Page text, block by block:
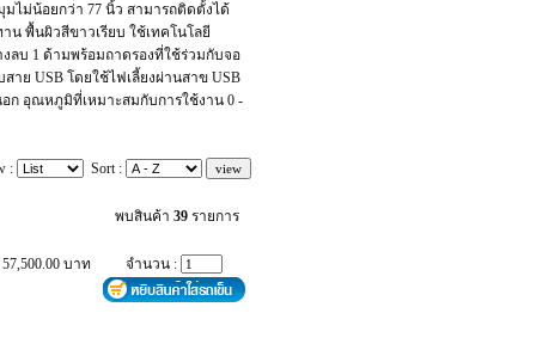
มไม่น้อยกว่า 77 นิ้ว สามารถติดตั้งได้
พื้นผิวสีขาวเรียบ ใช้เทคโนโลยี
ลบ 1 ด้ามพร้อมถาดรองที่ใช้ร่วมกับจอ
ย USB โดยใช้ไฟเลี้ยงผ่านสาข USB
ก อุณหภูมิที่เหมาะสมกับการใช้งาน 0 -
: Sort :
พบสินค้า39 รายการ
บาท จำนวน :